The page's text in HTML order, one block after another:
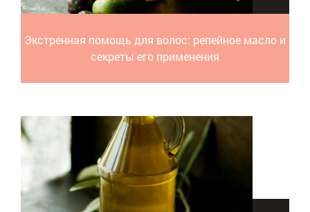
Экстренная помощь для волос: репейное масло и
секреты его применения